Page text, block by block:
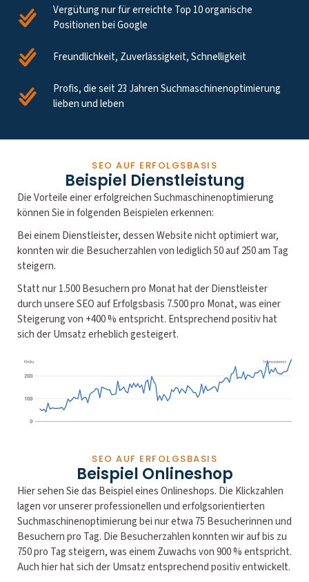
Vergütung nur für erreichte Top 10 organische
Positionen bei Google
Freundlichkeit, Zuverlässigkeit, Schnelligkeit
Profis, die seit 23 Jahren Suchmaschinenoptimierung
lieben und leben
SEO AUF ERFOLGSBASIS
Beispiel Dienstleistung
Die Vorteile einer erfolgreichen Suchmaschinenoptimierung
können Sie in folgenden Beispielen erkennen:
Bei einem Dienstleister, dessen Website nicht optimiert war,
konnten wir die Besucherzahlen von lediglich 50 auf 250 am Tag
steigern.
Statt nur 1.500 Besuchern pro Monat hat der Dienstleister
durch unsere SEO auf Erfolgsbasis 7.500 pro Monat, was einer
Steigerung von +400 % entspricht. Entsprechend positiv hat
sich der Umsatz erheblich gesteigert.
SEO AUF ERFOLGSBASIS
Beispiel Onlineshop
Hier sehen Sie das Beispiel eines Onlineshops. Die Klickzahlen
lagen vor unserer professionellen und erfolgsorientierten
Suchmaschinenoptimierung bei nur etwa 75 Besucherinnen und
Besuchern pro Tag. Die Besucherzahlen konnten wir auf bis zu
750 pro Tag steigern, was einem Zuwachs von 900 % entspricht.
Auch hier hat sich der Umsatz entsprechend positiv entwickelt.